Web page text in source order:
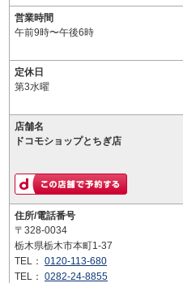
営業時間
午前9時〜午後6時
定休日
第3水曜
店舗名
ドコモショップとちぎ店
住所/電話番号
〒328-0034
栃木県栃木市本町1-37
TEL： 0120-113-680
TEL： 0282-24-8855